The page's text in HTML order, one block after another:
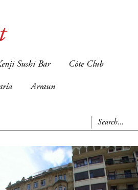
Sushi Bar Côte Club
Arraun